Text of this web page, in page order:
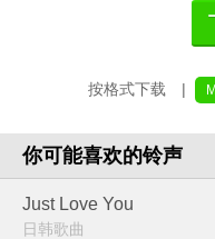
按格式下载 |
你可能喜欢的铃声
Just Love You
日韩歌曲